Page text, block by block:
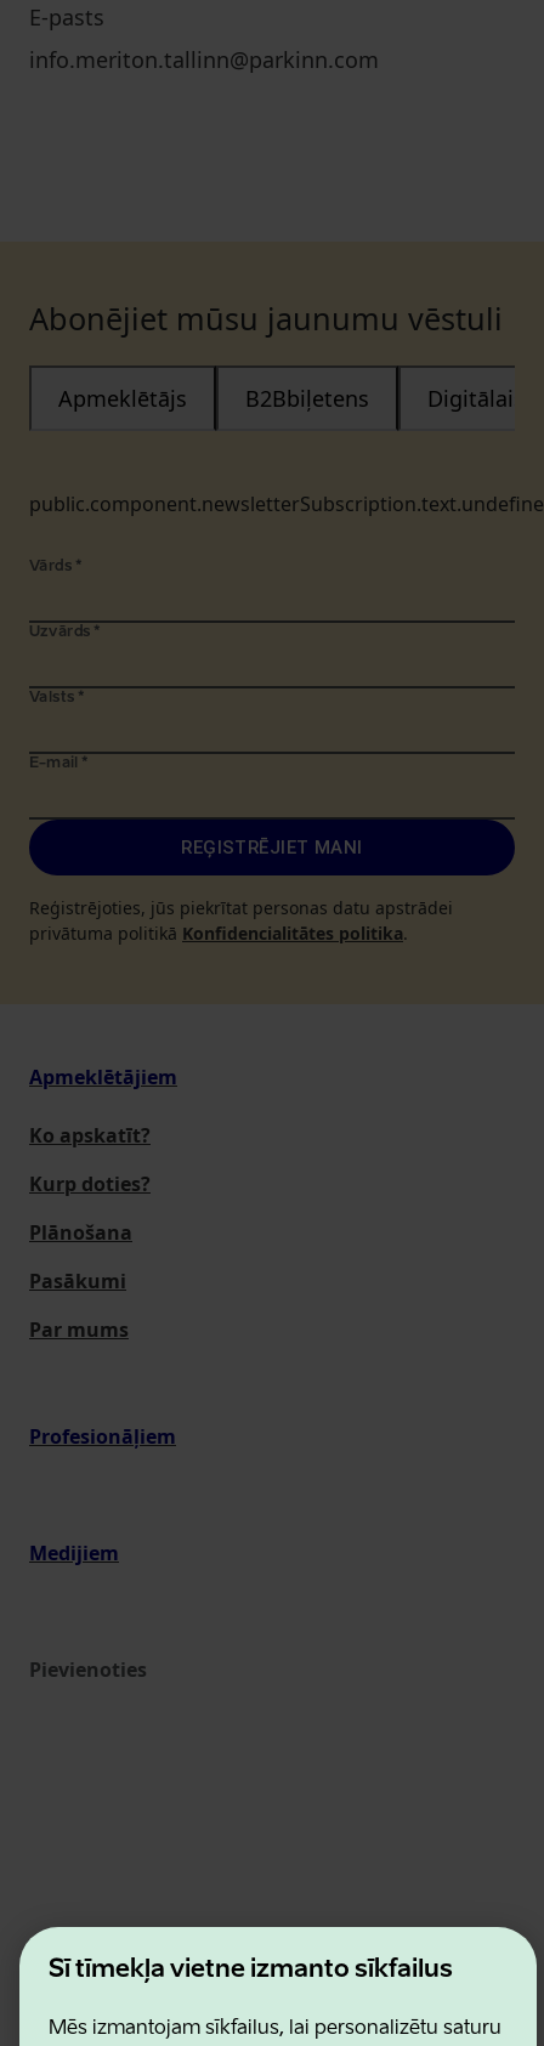
Šī tīmekļa vietne izmanto sīkfailus
Mēs izmantojam sīkfailus, lai personalizētu saturu
E-pasts
info.meriton.tallinn@parkinn.com
Abonējiet mūsu jaunumu vēstuli
Apmeklētājs B2Bbiļetens Digitālais
Vārds *
Uzvārds *
Valsts *
E-mail *
REĢISTRĒJIET MANI
Reģistrējoties, jūs piekrītat personas datu apstrādei
privātuma politikā Konfidencialitātes politika.
Apmeklētājiem
Ko apskatīt?
Kurp doties?
Plānošana
Pasākumi
Par mums
Profesionāļiem
Medijiem
Pievienoties
Estonian Business and Innovation Agency
Kontakti
Lietošanas noteikumi